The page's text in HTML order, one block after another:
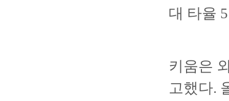
대 타율
키움은
고했다.